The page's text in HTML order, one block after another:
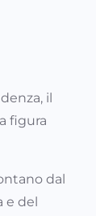
il
figura
dal
del